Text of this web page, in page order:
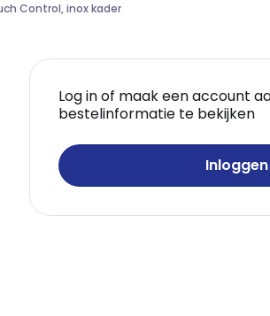
Control, inox kader
Log in of maak een account
bestelinformatie te bekijken
Inloggen